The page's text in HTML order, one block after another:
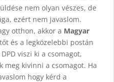
nem olyan vészes, de
ezért nem javaslom.
otthon, akkor a Magyar
és a legközelebbi postán
viszi ki a csomagot,
meg kivinni a csomagot. Ha
hogy kérd a